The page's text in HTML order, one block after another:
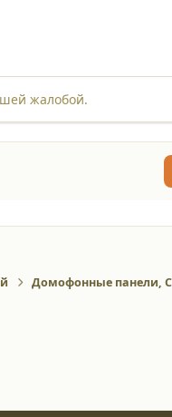
жалобой.
Домофонные панели,